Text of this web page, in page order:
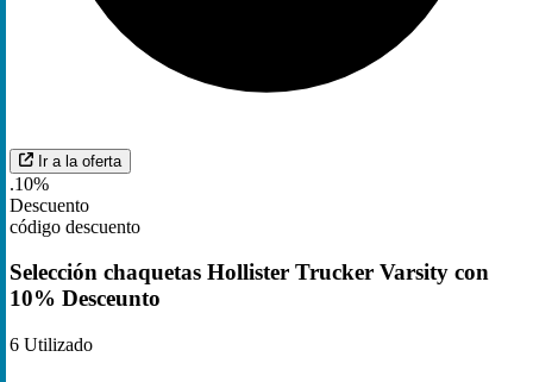
Ir a la oferta
.10%
Descuento
código descuento
Selección chaquetas Hollister Trucker Varsity con
10% Desceunto
6 Utilizado